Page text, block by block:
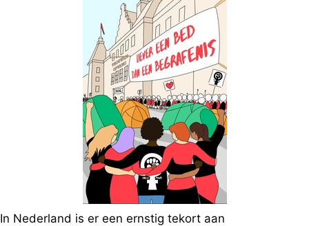
In Nederland is er een ernstig tekort aan